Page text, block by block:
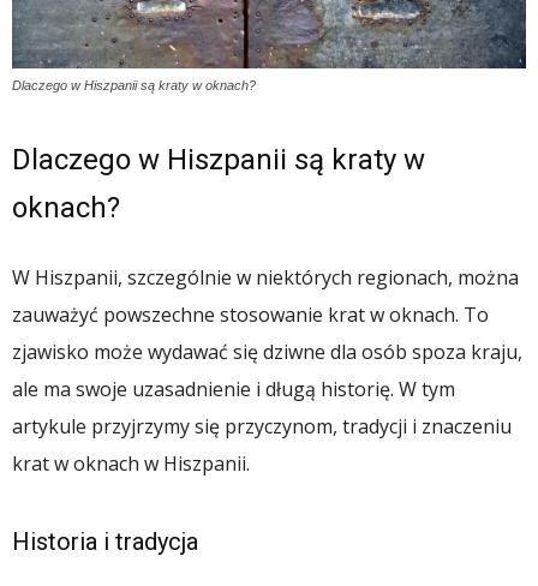
Dlaczego w Hiszpanii są kraty w oknach?
Dlaczego w Hiszpanii są kraty w
oknach?
W Hiszpanii, szczególnie w niektórych regionach, można
zauważyć powszechne stosowanie krat w oknach. To
zjawisko może wydawać się dziwne dla osób spoza kraju,
ale ma swoje uzasadnienie i długą historię. W tym
artykule przyjrzymy się przyczynom, tradycji i znaczeniu
krat w oknach w Hiszpanii.
Historia i tradycja